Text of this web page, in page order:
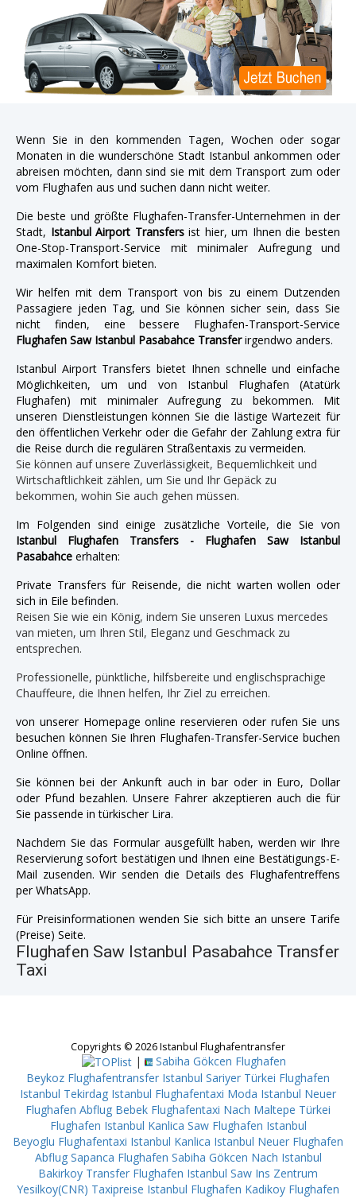
Wenn Sie in den kommenden Tagen, Wochen oder sogar
Monaten in die wunderschöne Stadt Istanbul ankommen oder
abreisen möchten, dann sind sie mit dem Transport zum oder
vom Flughafen aus und suchen dann nicht weiter.
Die beste und größte Flughafen-Transfer-Unternehmen in der
Stadt, Istanbul Airport Transfersist hier, um Ihnen die besten
One-Stop-Transport-Service mit minimaler Aufregung und
maximalen Komfort bieten.
Wir helfen mit dem Transport von bis zu einem Dutzenden
Passagiere jeden Tag, und Sie können sicher sein, dass Sie
nicht finden, eine bessere Flughafen-Transport-Service
Flughafen Saw Istanbul Pasabahce Transferirgendwo anders.
Istanbul Airport Transfers bietet Ihnen schnelle und einfache
Möglichkeiten, um und von Istanbul Flughafen (Atatürk
Flughafen) mit minimaler Aufregung zu bekommen. Mit
unseren Dienstleistungen können Sie die lästige Wartezeit für
den öffentlichen Verkehr oder die Gefahr der Zahlung extra für
die Reise durch die regulären Straßentaxis zu vermeiden.
Sie können auf unsere Zuverlässigkeit, Bequemlichkeit und
Wirtschaftlichkeit zählen, um Sie und Ihr Gepäck zu
bekommen, wohin Sie auch gehen müssen.
Im Folgenden sind einige zusätzliche Vorteile, die Sie von
Istanbul Flughafen Transfers - Flughafen Saw Istanbul
Pasabahce erhalten:
Private Transfers für Reisende, die nicht warten wollen oder
sich in Eile befinden.
Reisen Sie wie ein König, indem Sie unseren Luxus mercedes
van mieten, um Ihren Stil, Eleganz und Geschmack zu
entsprechen.
Professionelle, pünktliche, hilfsbereite und englischsprachige
Chauffeure, die Ihnen helfen, Ihr Ziel zu erreichen.
von unserer Homepage online reservieren oder rufen Sie uns
besuchen können Sie Ihren Flughafen-Transfer-Service buchen
Online öffnen.
Sie können bei der Ankunft auch in bar oder in Euro, Dollar
oder Pfund bezahlen. Unsere Fahrer akzeptieren auch die für
Sie passende in türkischer Lira.
Nachdem Sie das Formular ausgefüllt haben, werden wir Ihre
Reservierung sofort bestätigen und Ihnen eine Bestätigungs-E-
Mail zusenden. Wir senden die Details des Flughafentreffens
per WhatsApp.
Für Preisinformationen wenden Sie sich bitte an unsere Tarife
(Preise) Seite.
Flughafen Saw Istanbul Pasabahce Transfer
Taxi
Copyrights © 2026 Istanbul Flughafentransfer
|
Sabiha Gökcen Flughafen
Beykoz Flughafentransfer Istanbul Sariyer Türkei Flughafen
Istanbul Tekirdag Istanbul Flughafentaxi Moda Istanbul Neuer
Flughafen Abflug Bebek Flughafentaxi Nach Maltepe Türkei
Flughafen Istanbul Kanlica Saw Flughafen Istanbul
Beyoglu Flughafentaxi Istanbul Kanlica Istanbul Neuer Flughafen
Abflug Sapanca Flughafen Sabiha Gökcen Nach Istanbul
Bakirkoy Transfer Flughafen Istanbul Saw Ins Zentrum
Yesilkoy(CNR) Taxipreise Istanbul Flughafen Kadikoy Flughafen